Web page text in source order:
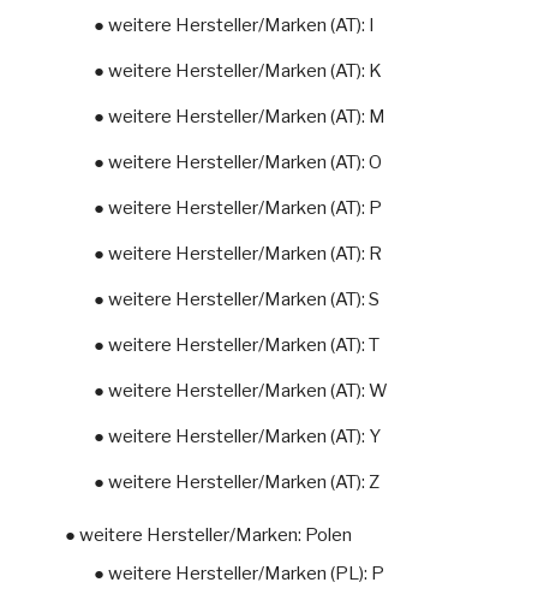
● weitere Hersteller/Marken (AT): I
● weitere Hersteller/Marken (AT): K
● weitere Hersteller/Marken (AT): M
● weitere Hersteller/Marken (AT): O
● weitere Hersteller/Marken (AT): P
● weitere Hersteller/Marken (AT): R
● weitere Hersteller/Marken (AT): S
● weitere Hersteller/Marken (AT): T
● weitere Hersteller/Marken (AT): W
● weitere Hersteller/Marken (AT): Y
● weitere Hersteller/Marken (AT): Z
● weitere Hersteller/Marken: Polen
● weitere Hersteller/Marken (PL): P